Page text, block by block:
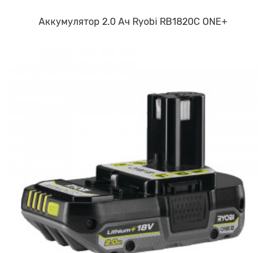
Аккумулятор 2.0 Ач Ryobi RB1820C ONE+